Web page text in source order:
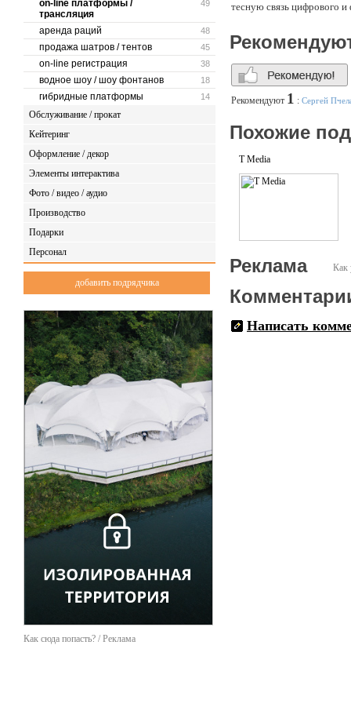
49
on-line платформы /
трансляция
48
аренда раций
45
продажа шатров / тентов
38
on-line регистрация
18
водное шоу / шоу фонтанов
14
гибридные платформы
Обслуживание / прокат
Кейтеринг
Оформление / декор
Элементы интерактива
Фото / видео / аудио
Производство
Подарки
Персонал
добавить подрядчика
Как сюда попасть? / Реклама
тесную связь цифрового и
Рекомендуют 1 : Сергей
Похожие
T Media
Как
Реклама
Написать